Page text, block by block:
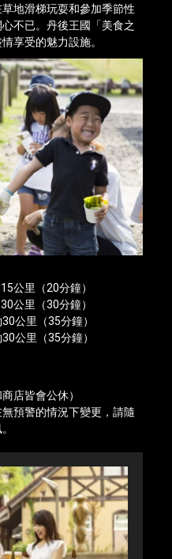
地滑梯玩耍和參加季節性
不已。丹後王國「美食之
享受的魅力設施。
公里（20分鐘）
公里（30分鐘）
公里（35分鐘）
公里（35分鐘）
店皆會公休）
預警的情況下變更，請隨